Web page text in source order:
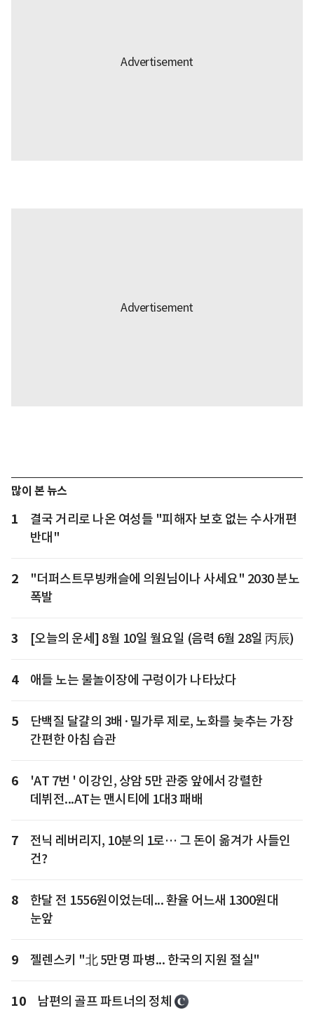
많이 본 뉴스
1
결국 거리로 나온 여성들 "피해자 보호 없는 수사개편
반대"
2
"더퍼스트무빙캐슬에 의원님이나 사세요" 2030 분노
폭발
3 [오늘의 운세] 8월 10일 월요일 (음력 6월 28일 丙辰)
4 애들 노는 물놀이장에 구렁이가 나타났다
5
단백질 달걀의 3배·밀가루 제로, 노화를 늦추는 가장
간편한 아침 습관
6
'AT 7번 ' 이강인, 상암 5만 관중 앞에서 강렬한
데뷔전...AT는 맨시티에 1대3 패배
7
전닉 레버리지, 10분의 1로… 그 돈이 옮겨가 사들인
건?
8
한달 전 1556원이었는데... 환율 어느새 1300원대
눈앞
9 젤렌스키 "北 5만명 파병... 한국의 지원 절실"
10 남편의 골프 파트너의 정체